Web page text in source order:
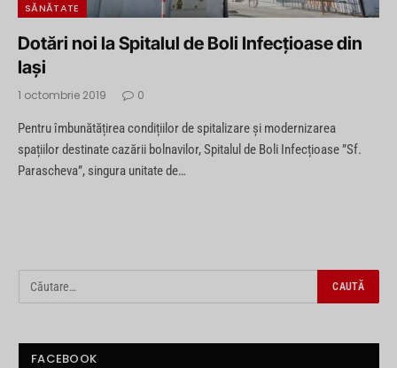
SĂNĂTATE
Dotări noi la Spitalul de Boli Infecțioase din
Iași
1 octombrie 2019 0
Pentru îmbunătățirea condițiilor de spitalizare și modernizarea
spațiilor destinate cazării bolnavilor, Spitalul de Boli Infecțioase ”Sf.
Parascheva”, singura unitate de…
FACEBOOK